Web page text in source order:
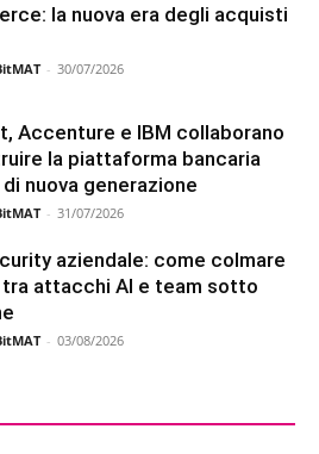
la nuova era degli acquisti
- 30/07/2026
Accenture e IBM collaborano
la piattaforma bancaria
nuova generazione
- 31/07/2026
aziendale: come colmare
tra attacchi AI e team sotto
- 03/08/2026